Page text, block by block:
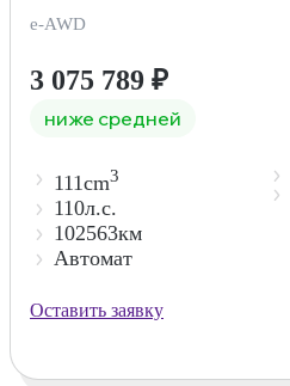
e-AWD
3 075 789 ₽
ниже средней
111cm3
110л.с.
102563км
Автомат
Оставить заявку